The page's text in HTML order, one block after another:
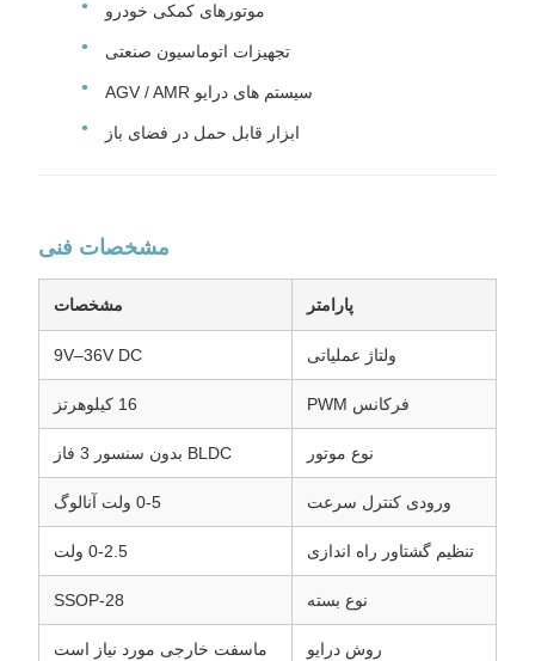
موتورهای کمکی خودرو
تجهیزات اتوماسیون صنعتی
سیستم های درایو AGV / AMR
ابزار قابل حمل در فضای باز
مشخصات فنی
پارامتر مشخصات
ولتاژ عملیاتی 9V–36V DC
فرکانس PWM 16 کیلوهرتز
نوع موتور BLDC بدون سنسور 3 فاز
ورودی کنترل سرعت 0-5 ولت آنالوگ
تنظیم گشتاور راه اندازی 0-2.5 ولت
نوع بسته SSOP-28
روش درایو ماسفت خارجی مورد نیاز است